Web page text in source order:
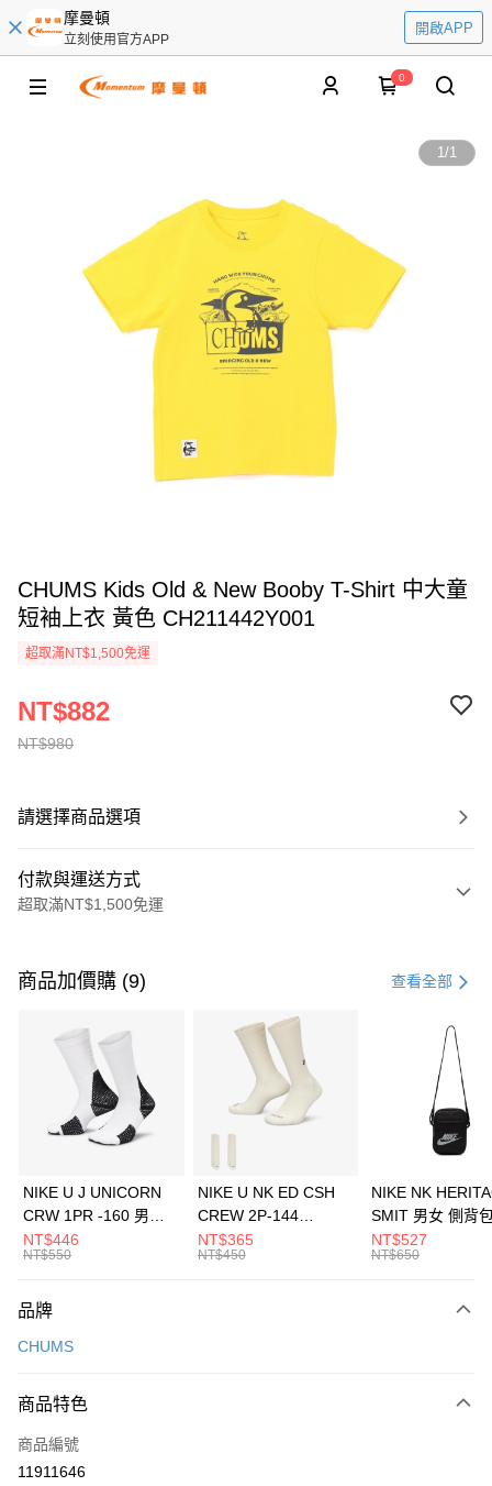
摩曼頓
立刻使用官方APP
開啟APP
0
1/1
CHUMS Kids Old & New Booby T-Shirt 中大童
短袖上衣 黃色 CH211442Y001
超取滿NT$1,500免運
NT$980
NT$882
請選擇商品選項
付款與運送方式
超取滿NT$1,500免運
信用卡一次付款
3 期 0 利率 每期 21家銀行
合作金庫商業銀行
第一商業銀行
華南商業銀行
彰化商業銀行
上海商業儲蓄銀行
元大商業銀行
台灣樂天信用卡公司
Apple Pay
全盈+PAY
AFTEE先享後付
【關於「AFTEE先享後付」】
便利好安心！
３．安心：先確認商品／服務後，再付款。
【「AFTEE先享後付」結帳流程】
１．於結帳方式選擇「AFTEE先享後付」後，將跳轉至「AFTEE先享後付」
運送方式
每筆NT$100，滿NT$1,500(含以上)免運費
宅配
每筆NT$100，滿NT$1,500(含以上)免運費
商品加價購 (9) 查看全部
NIKE U J UNICORN
CRW 1PR -160 男女
中統襪 FZ3393100
NT$446
NT$550
NIKE U NK ED CSH
CREW 2P-144
EMBRDY 男女 短統襪
FZ3073133
NT$365
NT$450
NIKE NK
SMIT 男女 側背
BA5871010
NT$527
NT$650
品牌
CHUMS
商品特色
商品編號
11911646